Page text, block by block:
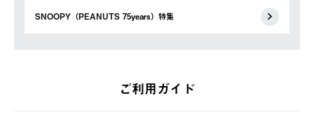
SNOOPY（PEANUTS 75years）特集
ご利用ガイド